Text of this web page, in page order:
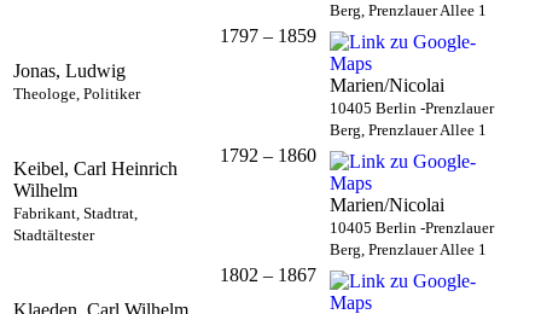
Berg, Prenzlauer Allee 1
Jonas, Ludwig
Theologe, Politiker
1797 – 1859
Marien/Nicolai
10405 Berlin -Prenzlauer
Berg, Prenzlauer Allee 1
Keibel, Carl Heinrich
Wilhelm
Fabrikant, Stadtrat,
Stadtältester
1792 – 1860
Marien/Nicolai
10405 Berlin -Prenzlauer
Berg, Prenzlauer Allee 1
1802 – 1867